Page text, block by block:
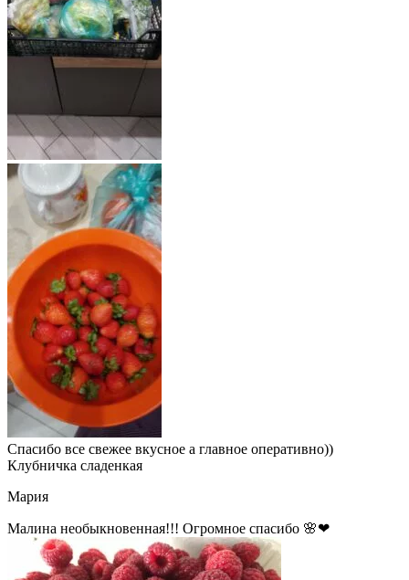
Спасибо все свежее вкусное а главное оперативно))
Клубничка сладенкая
Мария
Малина необыкновенная!!! Огромное спасибо 🌸❤